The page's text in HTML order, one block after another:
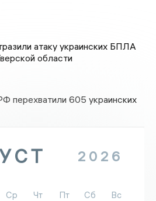
атаку украинских БПЛА
области
перехватили 605 украинских
2026
Ср Чт Пт Сб
Вс